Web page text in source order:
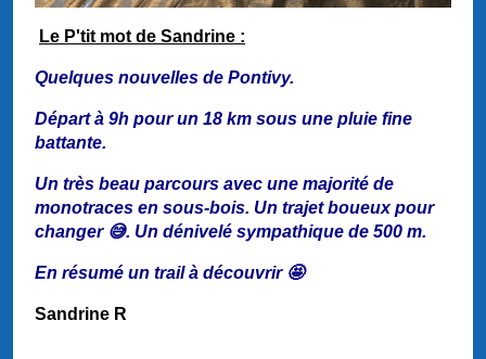
Le P'tit mot de Sandrine :
Quelques nouvelles de Pontivy.
Départ à 9h pour un 18 km sous une pluie fine
battante.
Un très beau parcours avec une majorité de
monotraces en sous-bois. Un trajet boueux pour
changer 😅. Un dénivelé sympathique de 500 m.
En résumé un trail à découvrir 🤩
Sandrine R